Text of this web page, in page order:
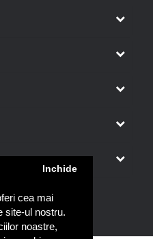
cea mai
site-ul nostru.
noastre,
Inchide